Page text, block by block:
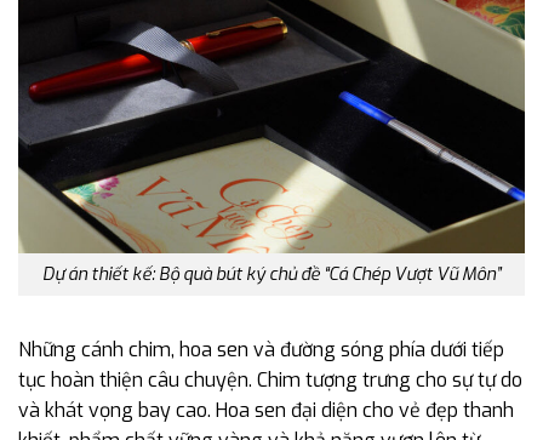
Dự án thiết kế: Bộ quà bút ký chủ đề “Cá Chép Vượt Vũ Môn”
Những cánh chim, hoa sen và đường sóng phía dưới tiếp
tục hoàn thiện câu chuyện. Chim tượng trưng cho sự tự do
và khát vọng bay cao. Hoa sen đại diện cho vẻ đẹp thanh